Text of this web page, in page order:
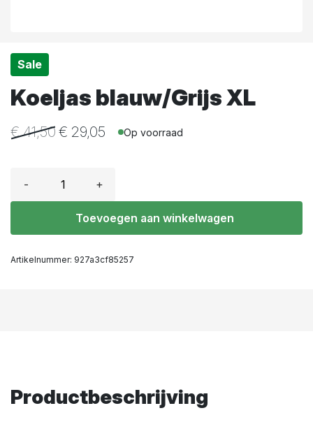
Sale
Koeljas blauw/Grijs XL
€41,50 € 29,05 Op voorraad
- +
Toevoegen aan winkelwagen
Artikelnummer: 927a3cf85257
Productbeschrijving